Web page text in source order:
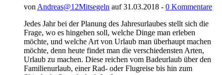
von Andreas@12Mitsegeln auf 31.03.2018 - 0 Kommentare
Jedes Jahr bei der Planung des Jahresurlaubes stellt sich die
Frage, wo es hingehen soll, welche Dinge man erleben
möchte, und welche Art von Urlaub man überhaupt machen
möchte, denn heute findet man die verschiedensten Arten,
Urlaub zu machen. Diese reichen vom Badeurlaub über den
Familienurlaub, einer Rad- oder Flugreise bis hin zum